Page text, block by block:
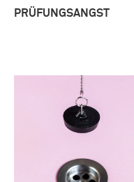
PRÜFUNGSANGST